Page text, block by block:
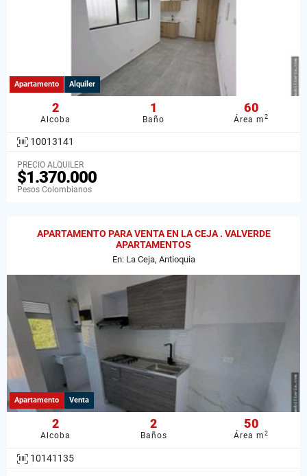
Apartamento Alquiler
2
Alcoba
1
Baño
60
Área m2
10013141
PRECIO ALQUILER
$1.370.000
Pesos Colombianos
APARTAMENTO PARA VENTA EN LA CEJA . VALVERDE
APARTAMENTOS
En: La Ceja, Antioquia
Apartamento Venta
2
Alcoba
2
Baños
50
Área m2
10141135